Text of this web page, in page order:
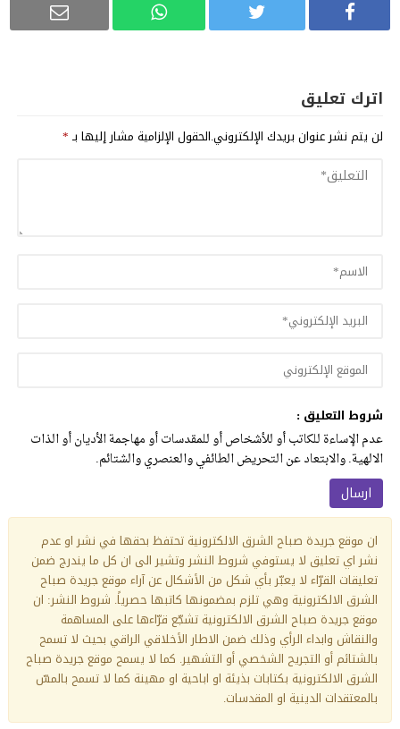
اترك تعليق
لن يتم نشر عنوان بريدك الإلكتروني.الحقول الإلزامية مشار إليها بـ*
شروط التعليق :
عدم الإساءة للكاتب أو للأشخاص أو للمقدسات أو مهاجمة الأديان أو الذات
الالهية. والابتعاد عن التحريض الطائفي والعنصري والشتائم.
ان موقع جريدة صباح الشرق الالكترونية تحتفظ بحقها في نشر او عدم
نشر اي تعليق لا يستوفي شروط النشر وتشير الى ان كل ما يندرج ضمن
تعليقات القرّاء لا يعبّر بأي شكل من الأشكال عن آراء موقع جريدة صباح
الشرق الالكترونية وهي تلزم بمضمونها كاتبها حصرياً. شروط النشر: ان
موقع جريدة صباح الشرق الالكترونية تشجّع قرّاءها على المساهمة
والنقاش وابداء الرأي وذلك ضمن الاطار الأخلاقي الراقي بحيث لا تسمح
بالشتائم أو التجريح الشخصي أو التشهير. كما لا يسمح موقع جريدة صباح
الشرق الالكترونية بكتابات بذيئة او اباحية او مهينة كما لا تسمح بالمسّ
بالمعتقدات الدينية او المقدسات.